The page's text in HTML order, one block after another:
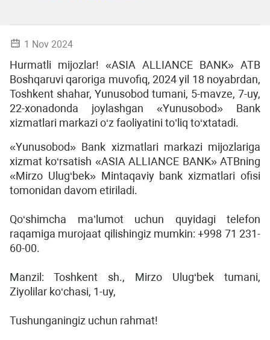
1 Nov 2024
Hurmatli mijozlar! «ASIA ALLIANCE BANK» ATB
Boshqaruvi qaroriga muvofiq, 2024 yil 18 noyabrdan,
Toshkent shahar, Yunusobod tumani, 5-mavze, 7-uy,
22-xonadonda joylashgan «Yunusobod» Bank
xizmatlari markazi o‘z faoliyatini to’liq to‘xtatadi.
«Yunusobod» Bank xizmatlari markazi mijozlariga
xizmat ko‘rsatish «ASIA ALLIANCE BANK» ATBning
«Mirzo Ulug‘bek» Mintaqaviy bank xizmatlari ofisi
tomonidan davom etiriladi.
Qo‘shimcha ma’lumot uchun quyidagi telefon
raqamiga murojaat qilishingiz mumkin: +998 71 231-
60-00.
Manzil: Toshkent sh., Mirzo Ulug‘bek tumani,
Ziyolilar ko‘chasi, 1-uy,
Tushunganingiz uchun rahmat!